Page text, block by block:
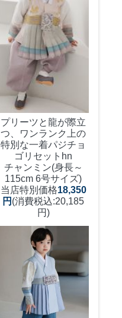
プリーツと龍が際立
つ、ワンランク上の
特別な一着パジチョ
ゴリセットhn
チャンミン(身長～
115cm 6号サイズ)
当店特別価格18,350
円 (消費税込:20,185
円)